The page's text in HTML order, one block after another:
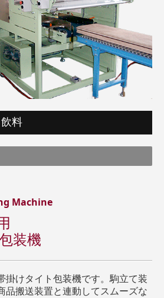
料
Machine
装機
掛けタイト包装機です。駒立て装
品搬送装置と連動してスムーズな